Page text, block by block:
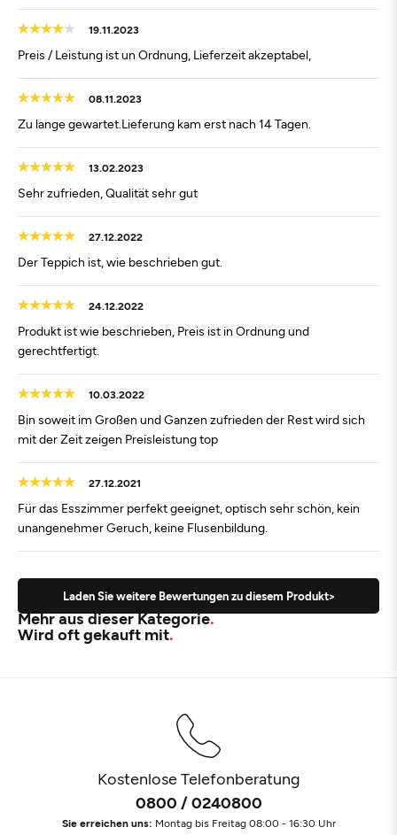
19.11.2023
Preis / Leistung ist un Ordnung, Lieferzeit akzeptabel,
08.11.2023
Zu lange gewartet.Lieferung kam erst nach 14 Tagen.
13.02.2023
Sehr zufrieden, Qualität sehr gut
27.12.2022
Der Teppich ist, wie beschrieben gut.
24.12.2022
Produkt ist wie beschrieben, Preis ist in Ordnung und
gerechtfertigt.
10.03.2022
Bin soweit im Großen und Ganzen zufrieden der Rest wird sich
mit der Zeit zeigen Preisleistung top
27.12.2021
Für das Esszimmer perfekt geeignet, optisch sehr schön, kein
unangenehmer Geruch, keine Flusenbildung.
Laden Sie weitere Bewertungen zu diesem Produkt>
Mehr aus dieser Kategorie
Wird oft gekauft mit
Kostenlose Telefonberatung
0800 / 0240800
Sie erreichen uns: Montag bis Freitag 08:00 - 16:30 Uhr